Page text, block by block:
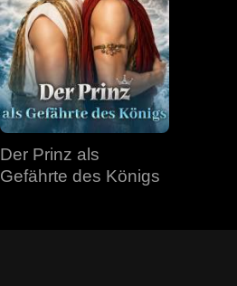
Der Prinz als
Gefährte des Königs